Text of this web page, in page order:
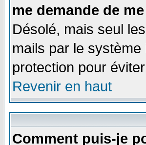
me demande de
Désolé, mais seul
mails par le
protection pour
Revenir en haut
Comment puis-je